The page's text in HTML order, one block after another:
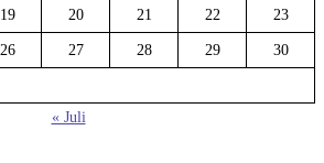
19 20 21 22 23
26 27 28 29 30
« Juli